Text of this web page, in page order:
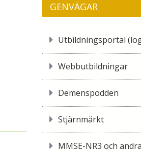
GENVÄGAR
Utbildningsportal
Webbutbildningar
Demenspodden
Stjärnmärkt
MMSE-NR3 och